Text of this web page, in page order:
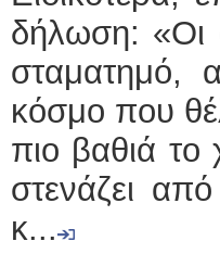
δήλωση: «Οι
σταματημό,
κόσμο που
πιο βαθιά
στενάζει
κ...